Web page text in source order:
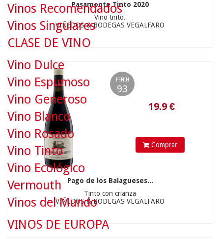
Pasamonte Tinto 2020
Vino tinto.
VIÑEDOS & BODEGAS VEGALFARO
PEÑIN
93
Comprar
Pago de los Balagueses...
Tinto con crianza
VIÑEDOS & BODEGAS VEGALFARO
Vinos Recomendados
Vinos Singulares
CLASE DE VINO
Vino Dulce
Vino Espumoso
Vino Generoso
Vino Blanco
Vino Rosado
Vino Tinto
Vino Ecológico
Vermouth
Vinos del Mundo
VINOS DE EUROPA